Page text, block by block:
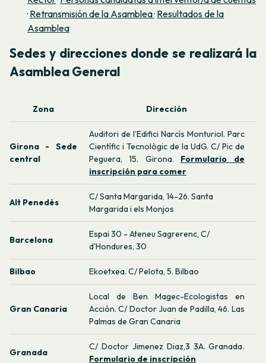
· Retransmisión de la Asamblea· Resultados de la
Asamblea
Sedes y direcciones donde se realizará la
Asamblea General
Zona Dirección
Girona - Sede
central
Auditori de l’Edifici Narcís Monturiol. Parc
Científic i Tecnològic de la UdG. C/ Pic de
Peguera, 15. Girona. Formulario de
inscripción para comer
Alt Penedès
C/ Santa Margarida, 14-26. Santa
Margarida i els Monjos
Barcelona
Espai 30 - Ateneu Sagrerenc, C/
d'Hondures, 30
Bilbao Ekoetxea. C/ Pelota, 5. Bilbao
Gran Canaria
Local de Ben Magec-Ecologistas en
Acción. C/ Doctor Juan de Padilla, 46. Las
Palmas de Gran Canaria
Granada
C/ Doctor Jimenez Diaz,3 3A. Granada.
Formulario de inscripción